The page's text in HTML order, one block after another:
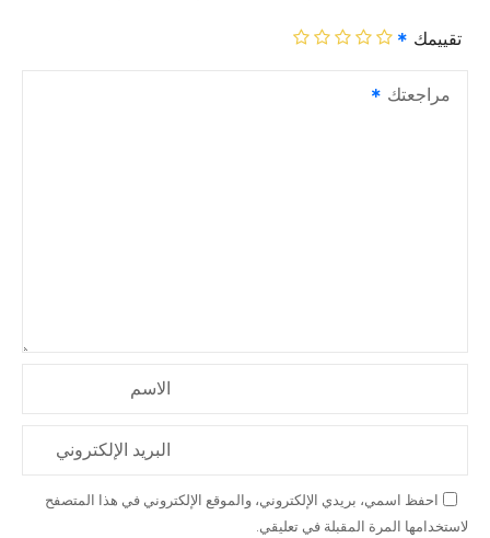
تقييمك
مراجعتك
الاسم
البريد الإلكتروني
احفظ اسمي، بريدي الإلكتروني، والموقع الإلكتروني في هذا المتصفح
لاستخدامها المرة المقبلة في تعليقي.